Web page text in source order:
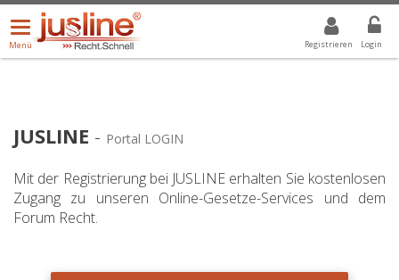
Registrieren Login
Menü
öffnen/schließen
Menü
ALLE DROPDOWN: GEWÄHLTER WERT IST ALLE
JUSLINE - Portal LOGIN
Mit der Registrierung bei JUSLINE erhalten Sie kostenlosen
Zugang zu unseren Online-Gesetze-Services und dem
Forum Recht.